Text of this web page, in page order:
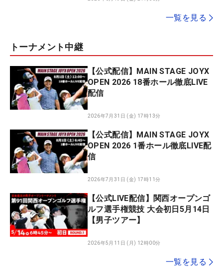
一覧を見る
トーナメント中継
【公式配信】MAIN STAGE JOYX
OPEN 2026 18番ホール徹底LIVE
配信
2026年7月31日 (金) 17時13分
【公式配信】MAIN STAGE JOYX
OPEN 2026 1番ホール徹底LIVE配
信
2026年7月31日 (金) 17時11分
【公式LIVE配信】関西オープンゴ
ルフ選手権競技 大会初日5月14日
【男子ツアー】
2026年5月11日 (月) 12時00分
一覧を見る